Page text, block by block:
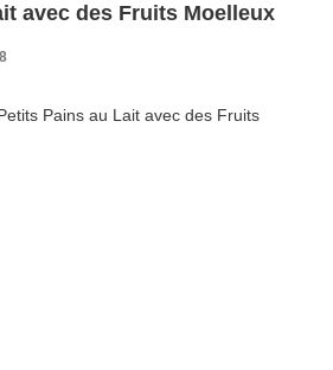
avec des Fruits Moelleux